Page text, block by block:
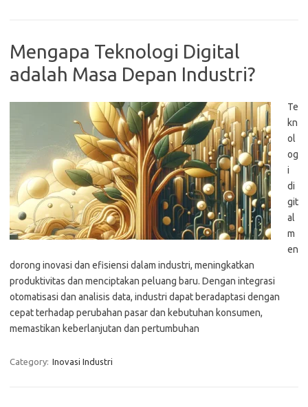
Mengapa Teknologi Digital
adalah Masa Depan Industri?
Te
kn
ol
og
i
di
git
al
m
en
dorong inovasi dan efisiensi dalam industri, meningkatkan
produktivitas dan menciptakan peluang baru. Dengan integrasi
otomatisasi dan analisis data, industri dapat beradaptasi dengan
cepat terhadap perubahan pasar dan kebutuhan konsumen,
memastikan keberlanjutan dan pertumbuhan
Category: Inovasi Industri